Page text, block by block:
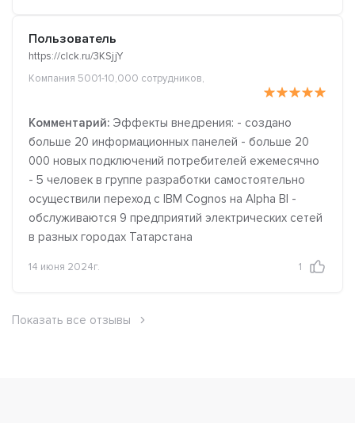
Пользователь
https://clck.ru/3KSjjY
Компания 5001-10,000 сотрудников,
Комментарий: Эффекты внедрения: - создано
больше 20 информационных панелей - больше 20
000 новых подключений потребителей ежемесячно
- 5 человек в группе разработки самостоятельно
осуществили переход c IBM Cognos на Alpha BI -
обслуживаются 9 предприятий электрических сетей
в разных городах Татарстана
14 июня 2024г. 1
Показать все отзывы